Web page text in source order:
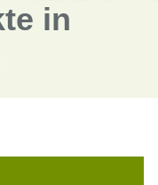
in